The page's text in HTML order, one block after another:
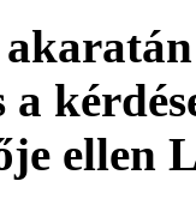
a
ellen